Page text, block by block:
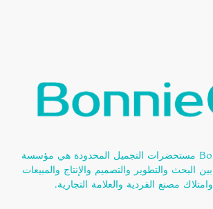
قوانغتشو BonnieCo مستحضرات التجميل المحدودة هي مؤسسة
البحث والتطوير والتصميم والإنتاج والمبيعات
مصنع الفردية والعلامة التجارية.